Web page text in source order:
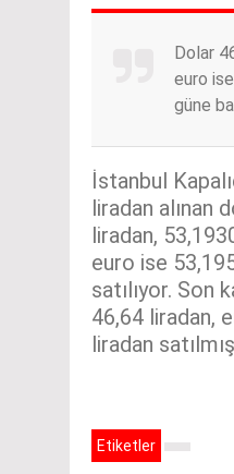
Dolar
euro
güne
İstanbul
liradan alınan
liradan,
euro ise
satılıyor. Son
46,64 liradan,
liradan
Etiketler